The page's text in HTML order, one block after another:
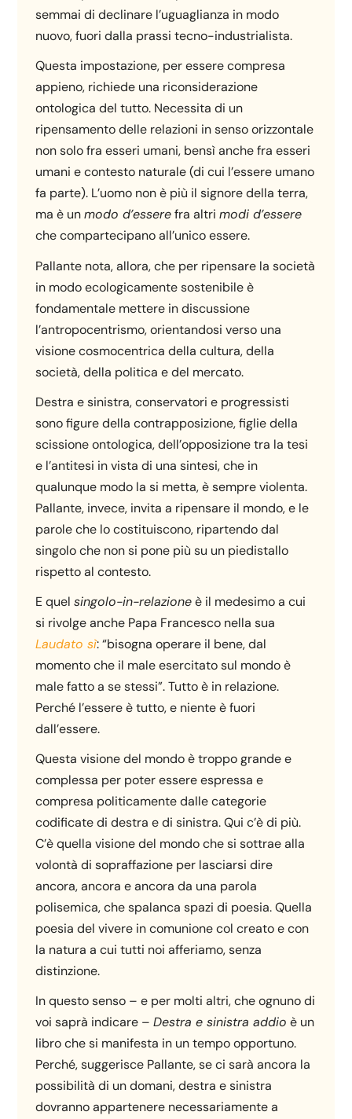
semmai di declinare l’uguaglianza in modo
nuovo, fuori dalla prassi tecno-industrialista.
Questa impostazione, per essere compresa
appieno, richiede una riconsiderazione
ontologica del tutto. Necessita di un
ripensamento delle relazioni in senso orizzontale
non solo fra esseri umani, bensì anche fra esseri
umani e contesto naturale (di cui l’essere umano
fa parte). L’uomo non è più il signore della terra,
ma è unmodo d’esserefra altrimodi d’essere
che compartecipano all’unico essere.
Pallante nota, allora, che per ripensare la società
in modo ecologicamente sostenibile è
fondamentale mettere in discussione
l’antropocentrismo, orientandosi verso una
visione cosmocentrica della cultura, della
società, della politica e del mercato.
Destra e sinistra, conservatori e progressisti
sono figure della contrapposizione, figlie della
scissione ontologica, dell’opposizione tra la tesi
e l’antitesi in vista di una sintesi, che in
qualunque modo la si metta, è sempre violenta.
Pallante, invece, invita a ripensare il mondo, e le
parole che lo costituiscono, ripartendo dal
singolo che non si pone più su un piedistallo
rispetto al contesto.
E quelsingolo-in-relazioneè il medesimo a cui
si rivolge anche Papa Francesco nella sua
Laudato sì: “bisogna operare il bene, dal
momento che il male esercitato sul mondo è
male fatto a se stessi”. Tutto è in relazione.
Perché l’essere è tutto, e niente è fuori
dall’essere.
Questa visione del mondo è troppo grande e
complessa per poter essere espressa e
compresa politicamente dalle categorie
codificate di destra e di sinistra. Qui c’è di più.
C’è quella visione del mondo che si sottrae alla
volontà di sopraffazione per lasciarsi dire
ancora, ancora e ancora da una parola
polisemica, che spalanca spazi di poesia. Quella
poesia del vivere in comunione col creato e con
la natura a cui tutti noi afferiamo, senza
distinzione.
In questo senso – e per molti altri, che ognuno di
voi saprà indicare –Destra e sinistra addio è un
libro che si manifesta in un tempo opportuno.
Perché, suggerisce Pallante, se ci sarà ancora la
possibilità di un domani, destra e sinistra
dovranno appartenere necessariamente a